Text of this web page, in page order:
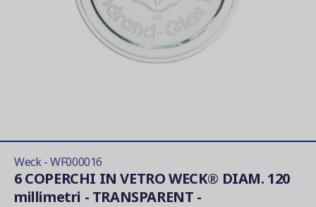
Weck - WF000016
6 COPERCHI IN VETRO WECK® DIAM. 120
millimetri - TRANSPARENT -